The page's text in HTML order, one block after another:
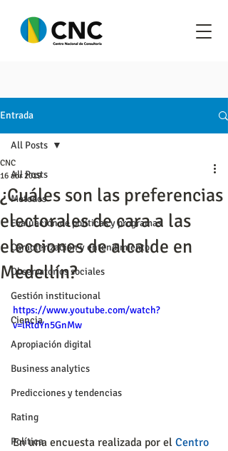
Entrada
All Posts
Metodos
Evaluación de políticas y programas
Caracterización y entendimiento
Observatorios sociales
Gestión institucional
Ciencia
Apropiación digital
Business analytics
Predicciones y tendencias
Rating
Política
All Posts
¿Cuáles son las preferencias
electorales de cara a las
elecciones de alcalde en
Medellín?
CNC
16 abr 2019
https://www.youtube.com/watch?
v=lRtdYn5GnMw
En una encuesta realizada por el Centro